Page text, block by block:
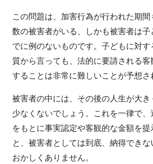
この問題は、加害行為が行われた期
数の被害者がいる、しかも被害者は子
でに例のないものです。子どもに対
質から言っても、法的に要請される
することは非常に難しいことが予想さ
被害者の中には、その後の人生が大
少なくないでしょう。これを一律で
をもとに事実認定や客観的な金額を
と、被害者としては到底、納得でき
おかしくありません。